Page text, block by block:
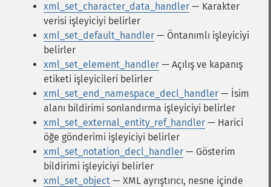
xml_set_character_data_handler — Karakter
verisi işleyiciyi belirler
xml_set_default_handler — Öntanımlı işleyiciyi
belirler
xml_set_element_handler — Açılış ve kapanış
etiketi işleyicileri belirler
xml_set_end_namespace_decl_handler — İsim
alanı bildirimi sonlandırma işleyiciyi belirler
xml_set_external_entity_ref_handler — Harici
öğe gönderimi işleyiciyi belirler
xml_set_notation_decl_handler — Gösterim
bildirimi işleyiciyi belirler
xml_set_object — XML ayrıştırıcı, nesne içinde